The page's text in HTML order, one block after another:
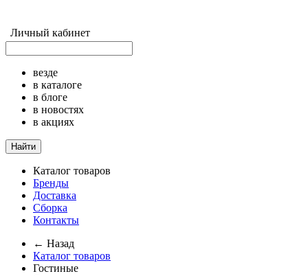
Личный кабинет
везде
в каталоге
в блоге
в новостях
в акциях
Найти
Каталог товаров
Бренды
Доставка
Сборка
Контакты
← Назад
Каталог товаров
Гостиные